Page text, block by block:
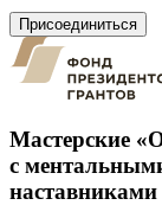
Присоединиться
Мастерские
с
наставниками